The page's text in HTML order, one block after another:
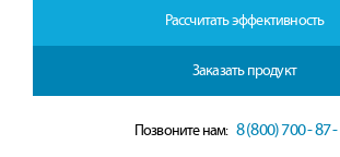
Рассчитать эффективность
Заказать продукт
Позвоните нам: 8 (800) 700 - 87